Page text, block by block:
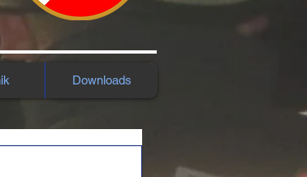
Downloads